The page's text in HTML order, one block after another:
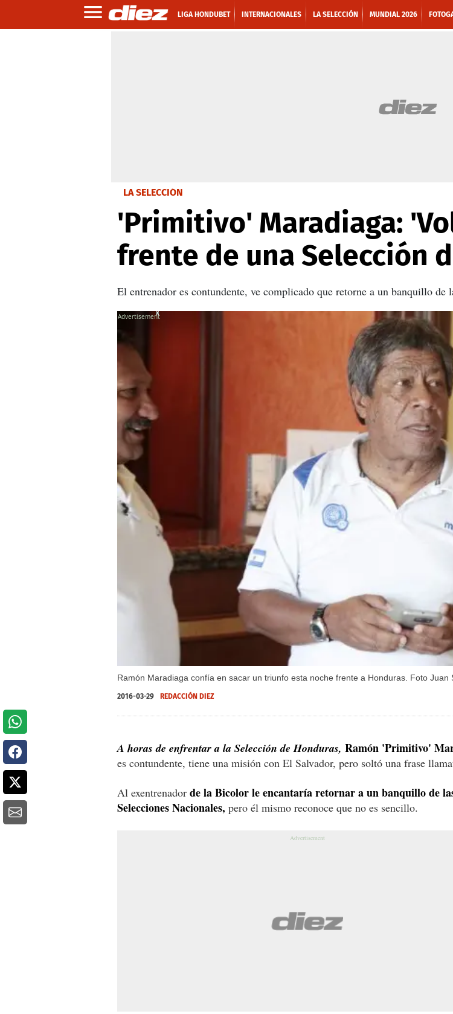
LIGA HONDUBET INTERNACIONALES LA SELECCIÓN MUNDIAL 2026
LA SELECCIÓN
'Primitivo' Maradiaga:
frente de una Selección
El entrenador es contundente, ve complicado que retorne a un banquillo de
Ramón Maradiaga confía en sacar un triunfo esta noche frente a Honduras. Foto Juan
X
2016-03-29 REDACCIÓN DIEZ
A horas de enfrentar a la Selección de Honduras, Ramón 'Primitivo'
es contundente, tiene una misión con El Salvador, pero soltó una frase
Al exentrenador de la Bicolor le encantaría retornar a un banquillo de
Selecciones Nacionales, pero él mismo reconoce que no es sencillo.